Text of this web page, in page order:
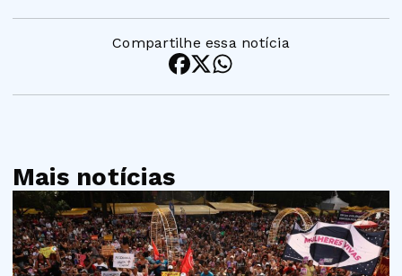
Compartilhe essa notícia
Mais notícias